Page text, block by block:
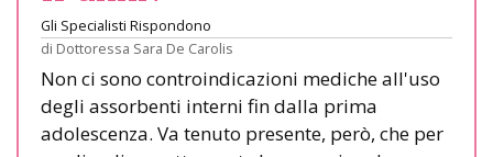
Gli Specialisti Rispondono
di Dottoressa Sara De Carolis
Non ci sono controindicazioni mediche all'uso
degli assorbenti interni fin dalla prima
adolescenza. Va tenuto presente, però, che per